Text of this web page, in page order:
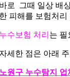
로 그때 일상 배
피해를 보험처리
수보험 처리 는 필
세한 점은 아래
원구 누수탐지 업